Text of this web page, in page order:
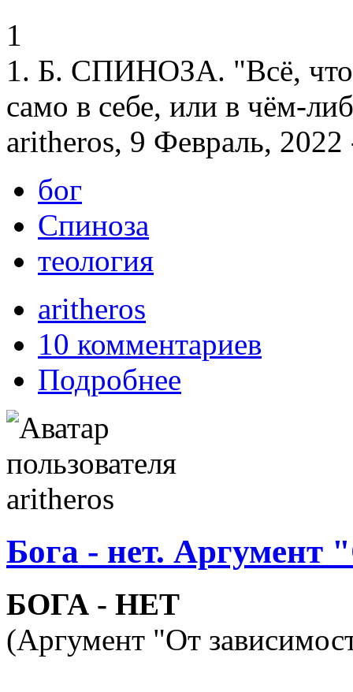
1
1. Б. СПИНОЗА. "Всё, что
само в себе, или в чём-
aritheros, 9 Февраль,
бог
Спиноза
теология
aritheros
10 комментариев
Подробнее
Бога - нет. Аргумент
БОГА - НЕТ
(Аргумент "От